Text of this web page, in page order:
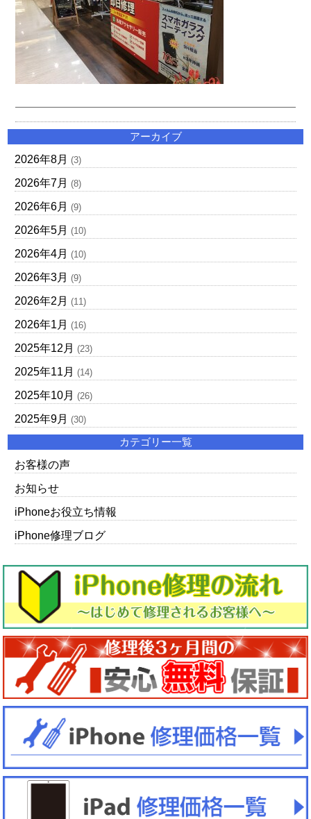
アーカイブ
2026年8月 (3)
2026年7月 (8)
2026年6月 (9)
2026年5月 (10)
2026年4月 (10)
2026年3月 (9)
2026年2月 (11)
2026年1月 (16)
2025年12月 (23)
2025年11月 (14)
2025年10月 (26)
2025年9月 (30)
カテゴリー一覧
お客様の声
お知らせ
iPhoneお役立ち情報
iPhone修理ブログ